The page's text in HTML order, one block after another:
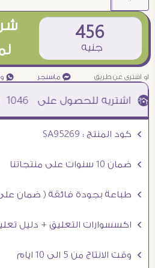
456
جنيه
او اشترى عن طريق ¥ ماسنجر ₧
1046
Ö كود المنتج : SA95269
Ö ضمان 10 سنوات على منتجاتنا
Ö طباعة بجودة فائقة ( ضمان على الالوان )
Ö اكسسوارات التعليق + دليل تعليق مصور
Ö وقت الانتاج من 5 الى 10 ايام